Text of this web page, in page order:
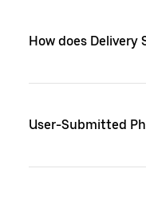
How does Delivery
User-Submitted